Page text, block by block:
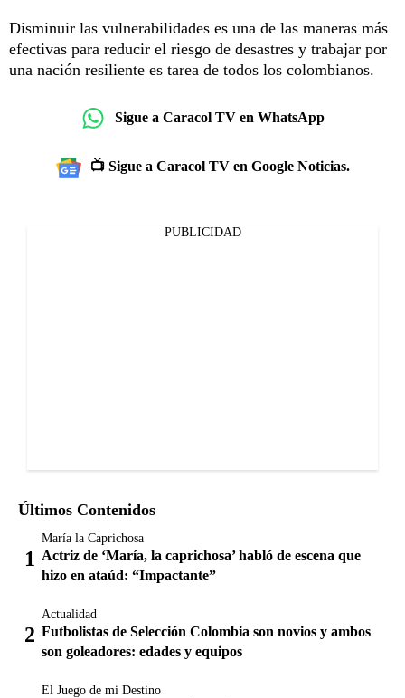
Disminuir las vulnerabilidades es una de las maneras más
efectivas para reducir el riesgo de desastres y trabajar por
una nación resiliente es tarea de todos los colombianos.
Sigue a Caracol TV en WhatsApp
📺 Sigue a Caracol TV en Google Noticias.
PUBLICIDAD
Últimos Contenidos
María la Caprichosa
Actriz de ‘María, la caprichosa’ habló de escena que
hizo en ataúd: “Impactante”
Actualidad
Futbolistas de Selección Colombia son novios y ambos
son goleadores: edades y equipos
El Juego de mi Destino